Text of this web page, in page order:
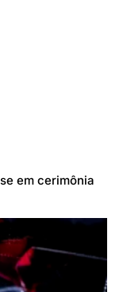
em cerimônia